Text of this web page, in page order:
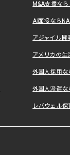
M&A支援な
AI面接なら
アジャイル
アメリカの
外国人採用
外国人派遣な
レバウェル